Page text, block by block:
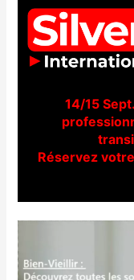
14/15
Réservez